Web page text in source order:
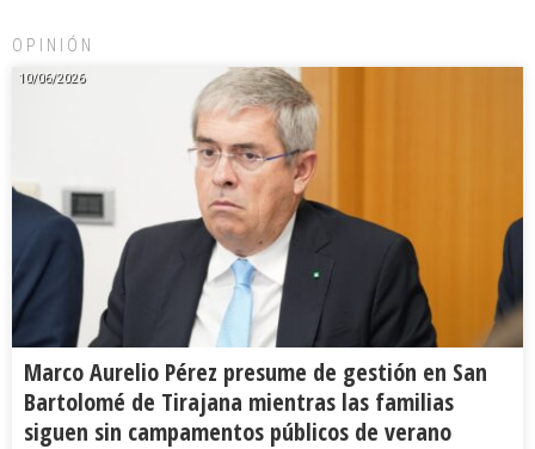
OPINIÓN
10/06/2026
Marco Aurelio Pérez presume de gestión en San
Bartolomé de Tirajana mientras las familias
siguen sin campamentos públicos de verano